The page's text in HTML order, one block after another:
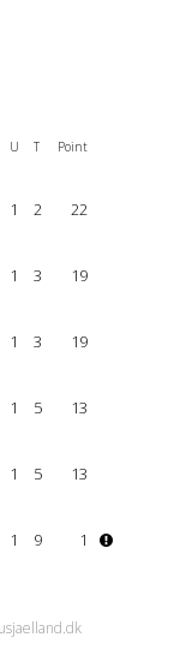
U T Point
1 2 22
1 3 19
1 3 19
1 5 13
1 5 13
1 9 1